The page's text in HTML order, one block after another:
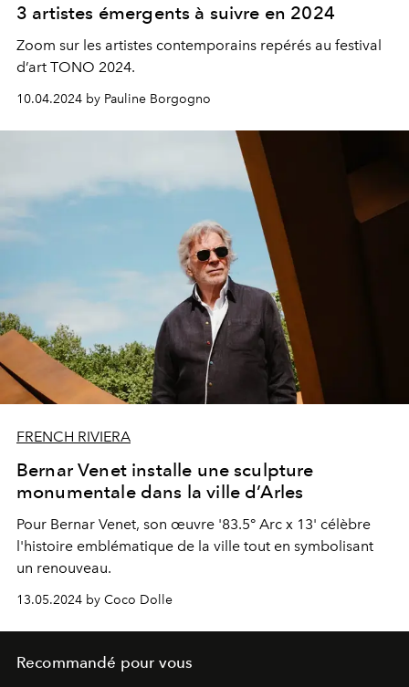
3 artistes émergents à suivre en 2024
Zoom sur les artistes contemporains repérés au festival
d’art TONO 2024.
10.04.2024 by Pauline Borgogno
FRENCH RIVIERA
Bernar Venet installe une sculpture
monumentale dans la ville d’Arles
Pour Bernar Venet, son œuvre '83.5° Arc x 13' célèbre
l'histoire emblématique de la ville tout en symbolisant
un renouveau.
13.05.2024 by Coco Dolle
Recommandé pour vous